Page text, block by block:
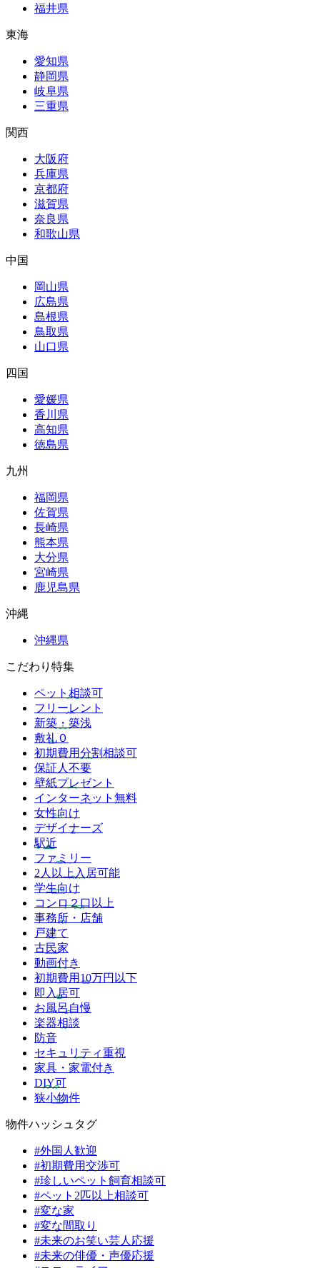
福井県
東海
愛知県
静岡県
岐阜県
三重県
関西
大阪府
兵庫県
京都府
滋賀県
奈良県
和歌山県
中国
岡山県
広島県
島根県
鳥取県
山口県
四国
愛媛県
香川県
高知県
徳島県
九州
福岡県
佐賀県
長崎県
熊本県
大分県
宮崎県
鹿児島県
沖縄
沖縄県
こだわり特集
ペット相談可
フリーレント
新築・築浅
敷礼０
初期費用分割相談可
保証人不要
壁紙プレゼント
インターネット無料
女性向け
デザイナーズ
駅近
ファミリー
2人以上入居可能
学生向け
コンロ２口以上
事務所・店舗
戸建て
古民家
動画付き
初期費用10万円以下
即入居可
お風呂自慢
楽器相談
防音
セキュリティ重視
家具・家電付き
DIY可
狭小物件
物件ハッシュタグ
#外国人歓迎
#初期費用交渉可
#珍しいペット飼育相談可
#ペット2匹以上相談可
#変な家
#変な間取り
#未来のお笑い芸人応援
#未来の俳優・声優応援